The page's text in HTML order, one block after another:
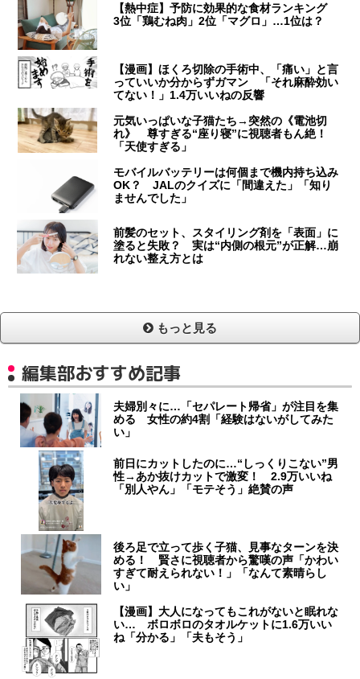
【熱中症】予防に効果的な食材ランキング
3位「鶏むね肉」2位「マグロ」…1位は？
【漫画】ほくろ切除の手術中、「痛い」と言
っていいか分からずガマン 「それ麻酔効い
てない！」1.4万いいねの反響
元気いっぱいな子猫たち→突然の《電池切
れ》 尊すぎる“座り寝”に視聴者もん絶！
「天使すぎる」
モバイルバッテリーは何個まで機内持ち込み
OK？ JALのクイズに「間違えた」「知り
ませんでした」
前髪のセット、スタイリング剤を「表面」に
塗ると失敗？ 実は“内側の根元”が正解…崩
れない整え方とは
もっと見る
編集部おすすめ記事
夫婦別々に…「セパレート帰省」が注目を集
める 女性の約4割「経験はないがしてみた
い」
前日にカットしたのに…“しっくりこない”男
性→あか抜けカットで激変！ 2.9万いいね
「別人やん」「モテそう」絶賛の声
後ろ足で立って歩く子猫、見事なターンを決
める！ 賢さに視聴者から驚嘆の声「かわい
すぎて耐えられない！」「なんて素晴らし
い」
【漫画】大人になってもこれがないと眠れな
い… ボロボロのタオルケットに1.6万いい
ね「分かる」「夫もそう」